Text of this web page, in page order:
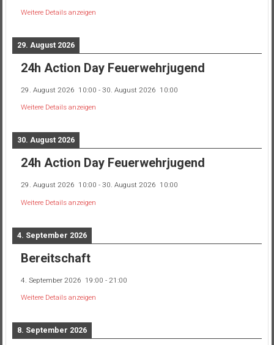
Weitere Details anzeigen
29. August 2026
24h Action Day Feuerwehrjugend
29. August 2026 10:00 - 30. August 2026 10:00
Weitere Details anzeigen
30. August 2026
24h Action Day Feuerwehrjugend
29. August 2026 10:00 - 30. August 2026 10:00
Weitere Details anzeigen
4. September 2026
Bereitschaft
4. September 2026 19:00 - 21:00
Weitere Details anzeigen
8. September 2026